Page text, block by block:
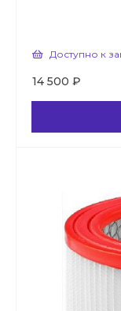
Доступно к
14 500 ₽